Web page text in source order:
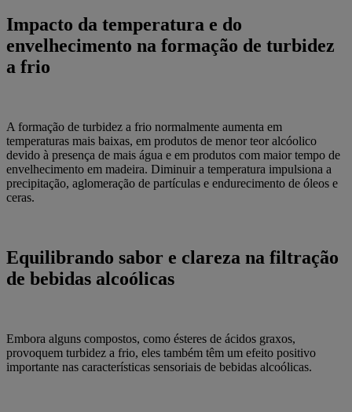
Impacto da temperatura e do
envelhecimento na formação de turbidez
a frio
A formação de turbidez a frio normalmente aumenta em
temperaturas mais baixas, em produtos de menor teor alcóolico
devido à presença de mais água e em produtos com maior tempo de
envelhecimento em madeira. Diminuir a temperatura impulsiona a
precipitação, aglomeração de partículas e endurecimento de óleos e
ceras.
Equilibrando sabor e clareza na filtração
de bebidas alcoólicas
Embora alguns compostos, como ésteres de ácidos graxos,
provoquem turbidez a frio, eles também têm um efeito positivo
importante nas características sensoriais de bebidas alcoólicas.